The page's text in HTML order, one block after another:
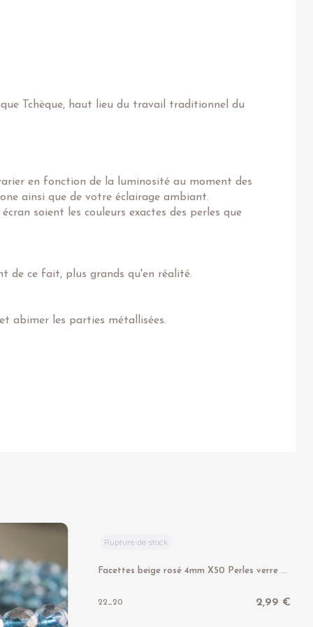
Tchèque, haut lieu du travail traditionnel du
en fonction de la luminosité au moment des
ainsi que de votre éclairage ambiant.
soient les couleurs exactes des perles que
de ce fait, plus grands qu'en réalité.
abimer les parties métallisées.
Rupture de stock